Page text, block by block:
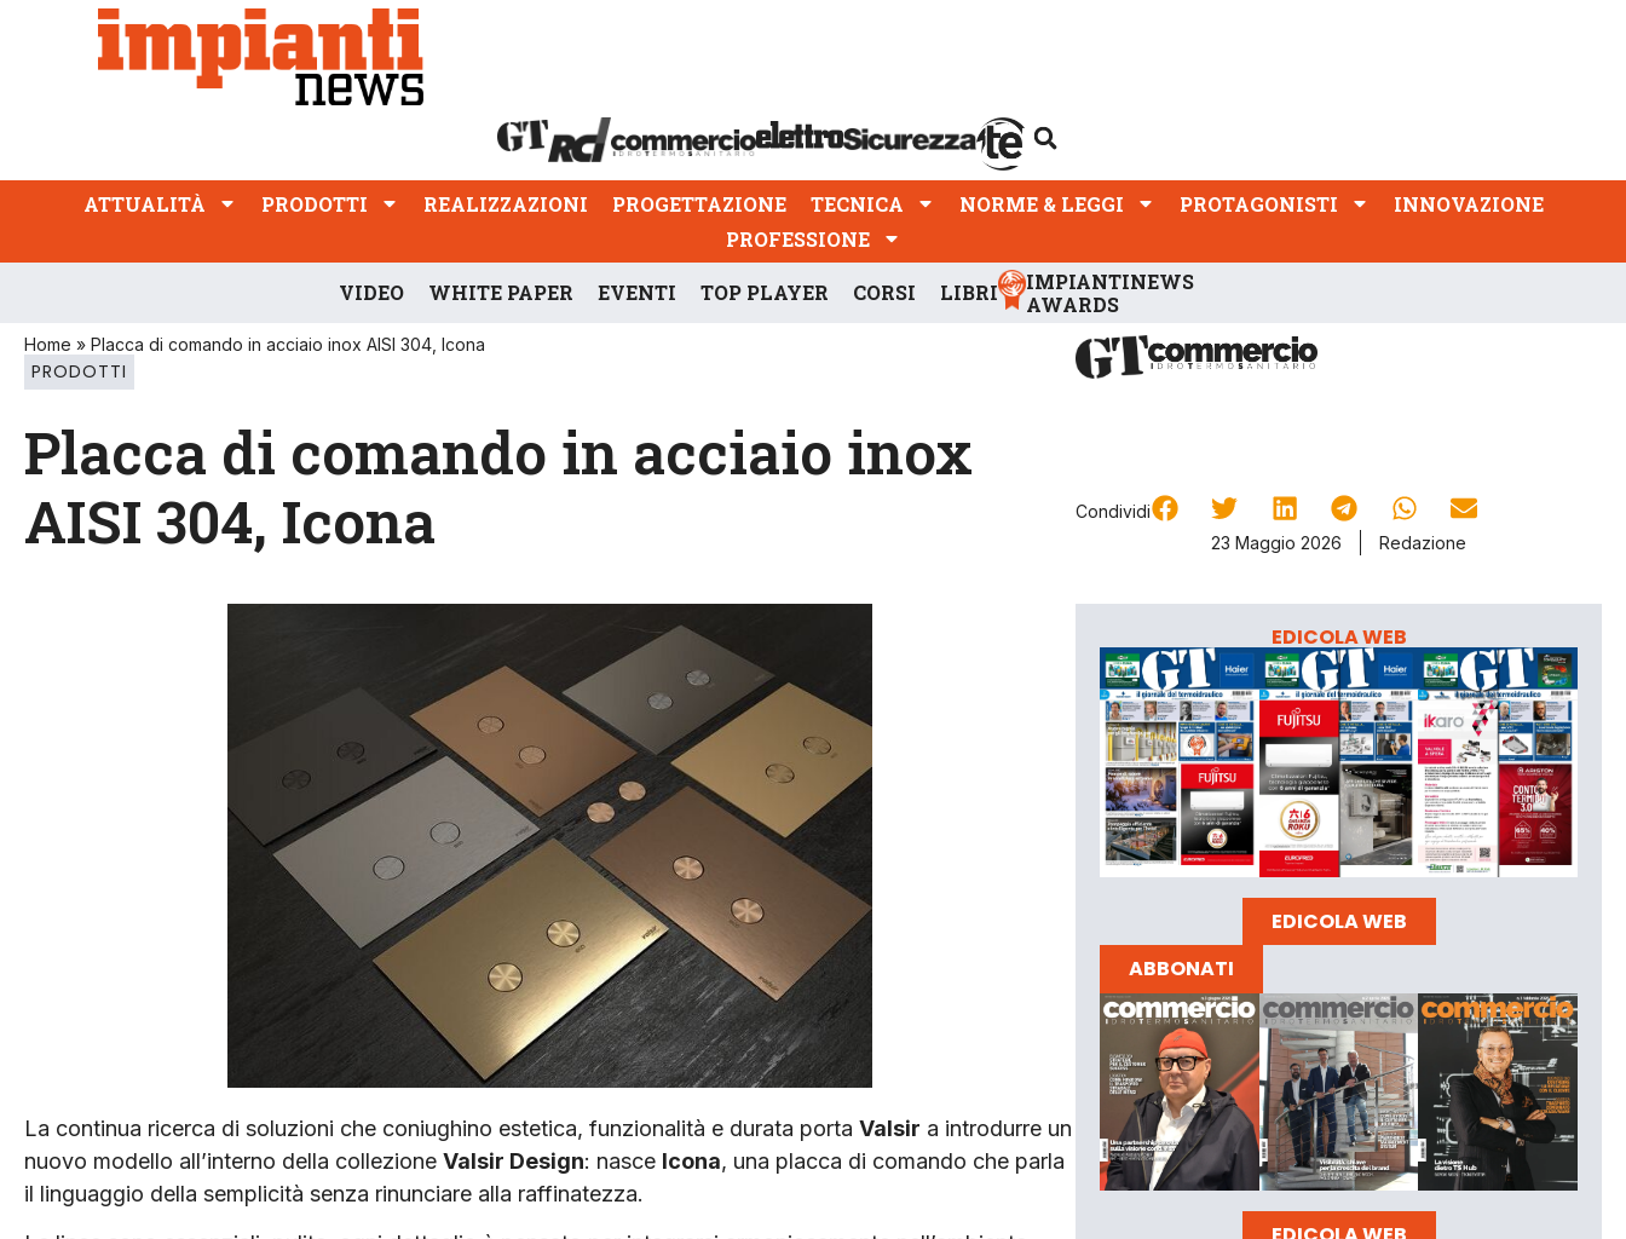
ATTUALITÀ PRODOTTI REALIZZAZIONI
PROFESSIONE
ATTUALITÀ PRODOTTI REALIZZAZIONI PROGETTAZIONE TECNICA NORME & LEGGI PROTAGONISTI
INNOVAZIONE
PROFESSIONE
VIDEO WHITE PAPER EVENTI TOP PLAYER CORSI LIBRI
IMPIANTINEWS
AWARDS
Home » Placca di comando in acciaio inox AISI 304, Icona
PRODOTTI
Placca di comando in acciaio inox
AISI 304, Icona
Condividi
23 Maggio 2026
Redazione
La continua ricerca di soluzioni che coniughino estetica, funzionalità e durata porta Valsir a introdurre un
nuovo modello all’interno della collezione Valsir Design: nasce Icona, una placca di comando che parla
il linguaggio della semplicità senza rinunciare alla raffinatezza.
EDICOLA WEB
EDICOLA WEB
ABBONATI